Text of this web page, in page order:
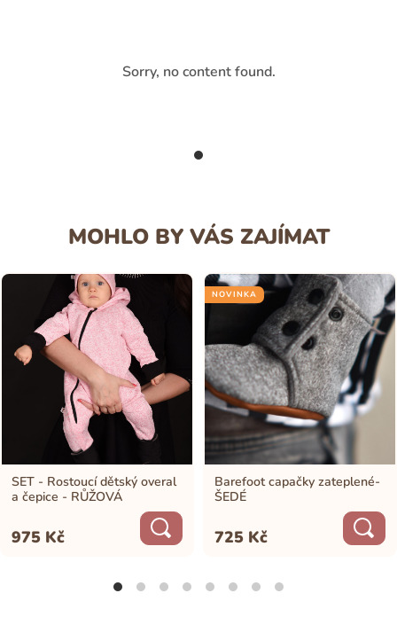
Sorry, no content found.
MOHLO BY VÁS ZAJÍMAT
SET - Rostoucí dětský overal
a čepice - RŮŽOVÁ
975 Kč
NOVINKA
Barefoot capačky zateplené-
ŠEDÉ
725 Kč